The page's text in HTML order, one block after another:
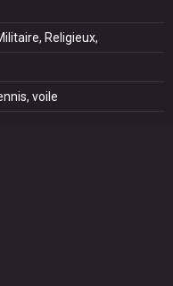
Religieux,
voile